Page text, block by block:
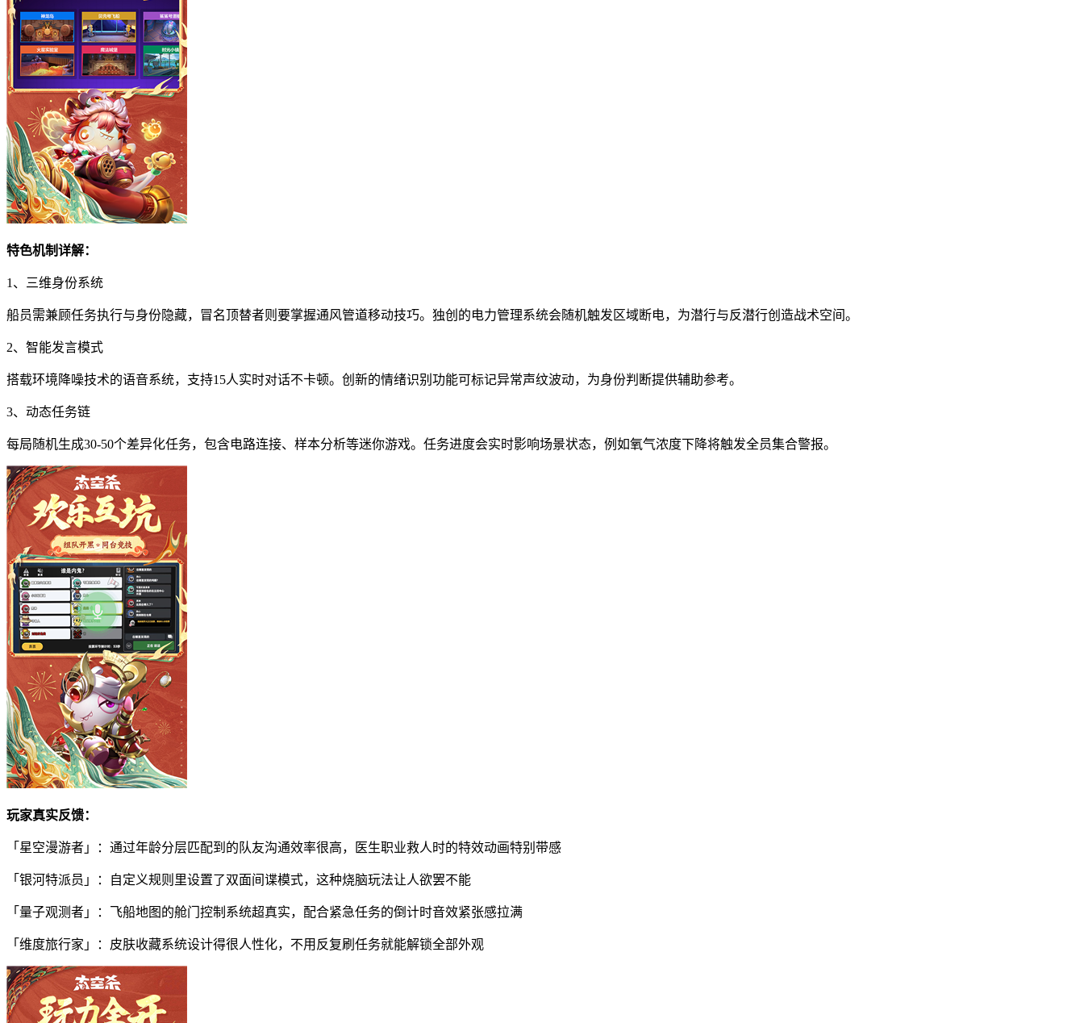
特色机制详解：
1、三维身份系统
船员需兼顾任务执行与身份隐藏，冒名顶替者则要掌握通风管道移动技巧。独创的电力管理系统会随机触发区域断电，为潜行与反潜行创造战术空间。
2、智能发言模式
搭载环境降噪技术的语音系统，支持15人实时对话不卡顿。创新的情绪识别功能可标记异常声纹波动，为身份判断提供辅助参考。
3、动态任务链
每局随机生成30-50个差异化任务，包含电路连接、样本分析等迷你游戏。任务进度会实时影响场景状态，例如氧气浓度下降将触发全员集合警报。
玩家真实反馈：
「星空漫游者」：通过年龄分层匹配到的队友沟通效率很高，医生职业救人时的特效动画特别带感
「银河特派员」：自定义规则里设置了双面间谍模式，这种烧脑玩法让人欲罢不能
「量子观测者」：飞船地图的舱门控制系统超真实，配合紧急任务的倒计时音效紧张感拉满
「维度旅行家」：皮肤收藏系统设计得很人性化，不用反复刷任务就能解锁全部外观